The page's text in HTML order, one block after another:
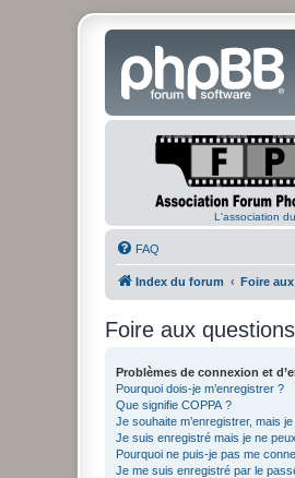
L'association
FAQ
Index du forum Foire
Foire aux
Problèmes de connexion et
Pourquoi dois-je m’enregistrer ?
Que signifie COPPA ?
Je souhaite m’enregistrer, mais
Je suis enregistré mais je ne
Pourquoi ne puis-je pas me
Je me suis enregistré par le